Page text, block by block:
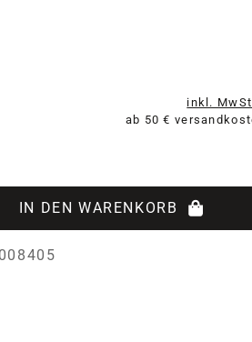
inkl.
ab 50 €
IN DEN WARENKORB